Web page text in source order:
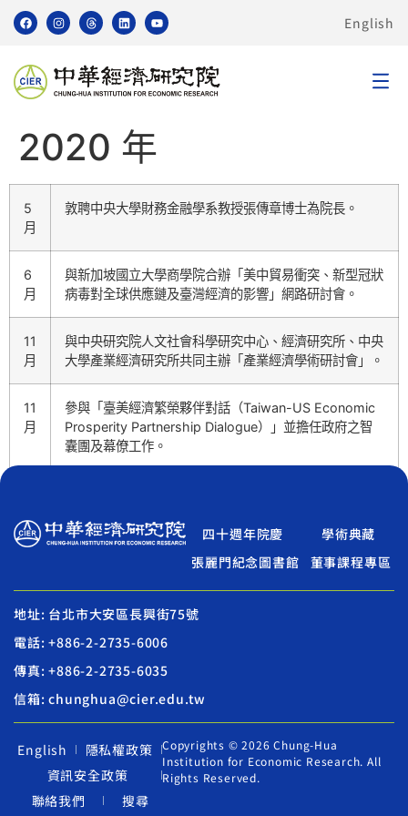
English
2020 年
5
月
敦聘中央大學財務金融學系教授張傳章博士為院長。
6
月
與新加坡國立大學商學院合辦「美中貿易衝突、新型冠狀
病毒對全球供應鏈及臺灣經濟的影響」網路研討會。
11
月
與中央研究院人文社會科學研究中心、經濟研究所、中央
大學產業經濟研究所共同主辦「產業經濟學術研討會」。
11
月
參與「臺美經濟繁榮夥伴對話（Taiwan-US Economic
Prosperity Partnership Dialogue）」並擔任政府之智
囊團及幕僚工作。
四十週年院慶
學術典藏
張麗門紀念圖書館
董事課程專區
地址: 台北市大安區長興街75號
電話: +886-2-2735-6006
傳真: +886-2-2735-6035
信箱: chunghua@cier.edu.tw
English
隱私權政策
資訊安全政策
聯絡我們
搜尋
Copyrights © 2026 Chung-Hua
Institution for Economic Research. All
Rights Reserved.